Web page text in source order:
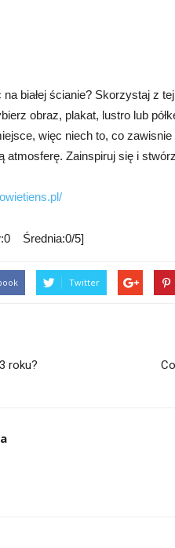
białej ścianie? Skorzystaj z
obraz, plakat, lustro lub
więc niech to, co
Zainspiruj się i
Średnia:0/5]
Twitter
roku?